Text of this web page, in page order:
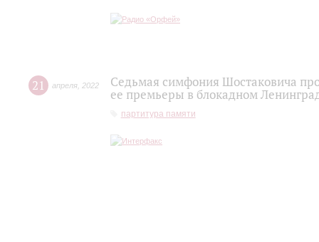
21 апреля 2022
Седьмая симфония Шостаковича
ее премьеры в блокадном
партитура памяти